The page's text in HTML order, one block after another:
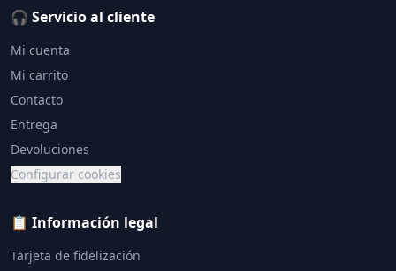
🎧 Servicio al cliente
Mi cuenta
Mi carrito
Contacto
Entrega
Devoluciones
Configurar cookies
📋 Información legal
Tarjeta de fidelización